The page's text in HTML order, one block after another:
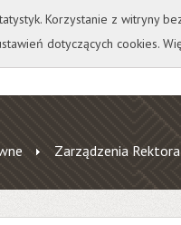
A A
Zarządzenia
Korzystanie z witryny
dotyczących cookies.